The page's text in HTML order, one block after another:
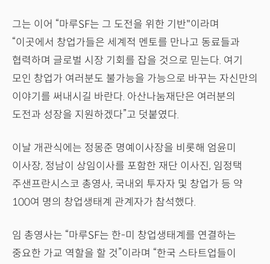
그는 이어 “마루SF는 그 도전을 위한 기반"이라며
“이곳에서 창업가들은 세계적 멘토를 만나고 동료들과
협력하며 글로벌 시장 기회를 잡을 것으로 믿는다. 여기
모인 창업가 여러분도 불가능을 가능으로 바꾸는 자신만의
이야기를 써내시길 바란다. 아산나눔재단은 여러분의
도전과 성장을 지원하겠다”고 덧붙였다.
이날 개관식에는 정몽준 명예이사장을 비롯해 엄윤미
이사장, 정남이 상임이사를 포함한 재단 이사진, 임정택
주샌프란시스코 총영사, 국내외 투자자 및 창업가 등 약
100여 명의 창업생태계 관계자가 참석했다.
임 총영사는 “마루SF는 한-미 창업생태계를 연결하는
중요한 가교 역할을 할 것”이라며 “한국 스타트업들이